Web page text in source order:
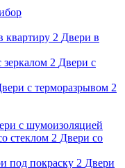
Двери в
Двери с
с шумоизоляцией
Двери со
Двери